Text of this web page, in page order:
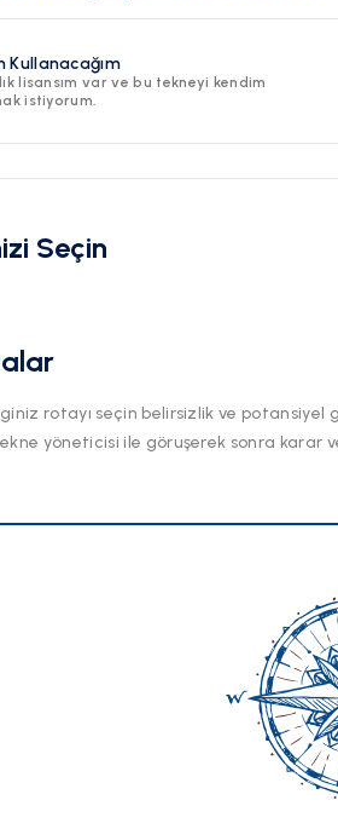
Kullanacağım
lisansım var ve bu tekneyi kendim
istiyorum.
Seçin
rotayı seçin belirsizlik ve potansiyel
yöneticisi ile göruşerek sonra karar